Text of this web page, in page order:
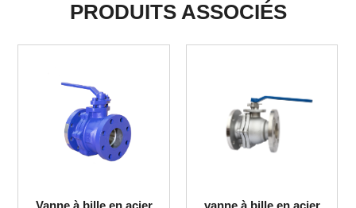
PRODUITS ASSOCIÉS
Vanne à bille en acier
vanne à bille en acier